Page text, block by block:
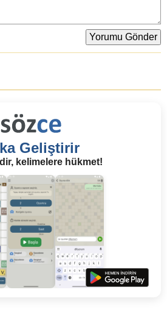
Geliştirir
kelimelere hükmet!